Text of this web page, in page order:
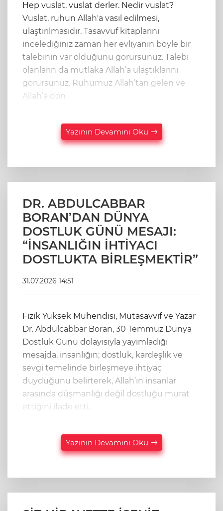
Hep vuslat, vuslat derler. Nedir vuslat?
Vuslat, ruhun Allah'a vasıl edilmesi,
ulaştırılmasıdır. Tasavvuf kitaplarını
incelediğiniz zaman her evliyanın böyle bir
talebinin var olduğunu görürsünüz. Talebi
olanların da mutlaka Allah’a ulaştıklarını
görürsünüz. Ruhumuz Allah’tan gelen ve
Allah’a dön
Yazının Devamını Oku
DR. ABDULCABBAR
BORAN’DAN DÜNYA
DOSTLUK GÜNÜ MESAJI:
“İNSANLIĞIN İHTİYACI
DOSTLUKTA BİRLEŞMEKTİR”
31.07.2026 14:51
Fizik Yüksek Mühendisi, Mutasavvıf ve Yazar
Dr. Abdulcabbar Boran, 30 Temmuz Dünya
Dostluk Günü dolayısıyla yayımladığı
mesajda, insanlığın; dostluk, kardeşlik ve
sevgi temelinde birleşmeye ihtiyaç
duyduğunu belirterek, Allah’ın insanlar
arasında düşmanlığı değil dostluğu murat
ettiğini ifade etti.
Yazının Devamını Oku